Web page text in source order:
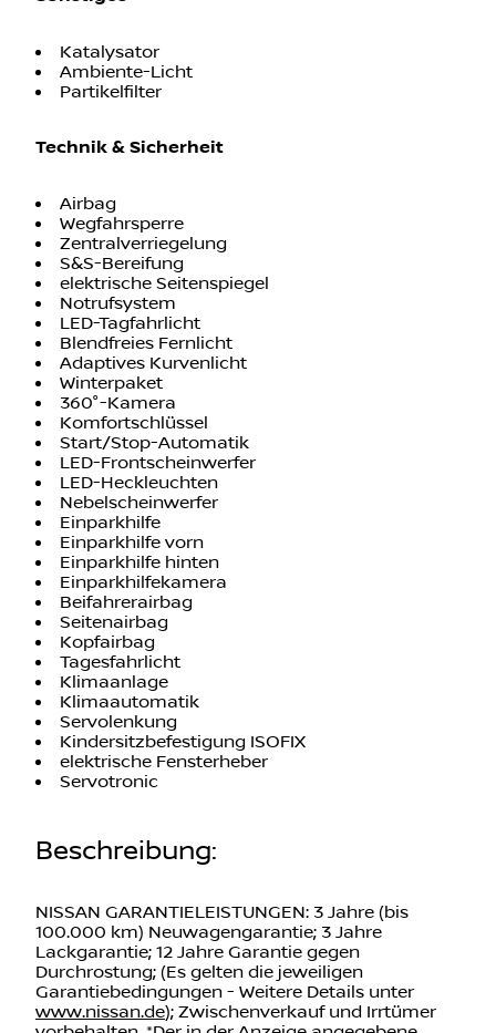
Katalysator
Ambiente-Licht
Partikelfilter
Technik & Sicherheit
Airbag
Wegfahrsperre
Zentralverriegelung
S&S-Bereifung
elektrische Seitenspiegel
Notrufsystem
LED-Tagfahrlicht
Blendfreies Fernlicht
Adaptives Kurvenlicht
Winterpaket
360°-Kamera
Komfortschlüssel
Start/Stop-Automatik
LED-Frontscheinwerfer
LED-Heckleuchten
Nebelscheinwerfer
Einparkhilfe
Einparkhilfe vorn
Einparkhilfe hinten
Einparkhilfekamera
Beifahrerairbag
Seitenairbag
Kopfairbag
Tagesfahrlicht
Klimaanlage
Klimaautomatik
Servolenkung
Kindersitzbefestigung ISOFIX
elektrische Fensterheber
Servotronic
Beschreibung:
NISSAN GARANTIELEISTUNGEN: 3 Jahre (bis
100.000 km) Neuwagengarantie; 3 Jahre
Lackgarantie; 12 Jahre Garantie gegen
Durchrostung; (Es gelten die jeweiligen
Garantiebedingungen - Weitere Details unter
www.nissan.de); Zwischenverkauf und Irrtümer